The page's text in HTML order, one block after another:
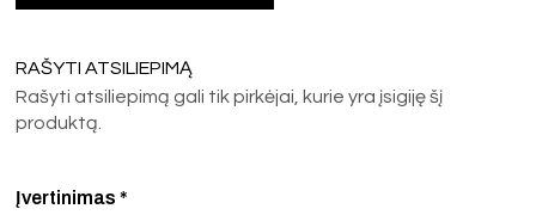
RAŠYTI ATSILIEPIMĄ
Rašyti atsiliepimą gali tik pirkėjai, kurie yra įsigiję šį
produktą.
Įvertinimas*